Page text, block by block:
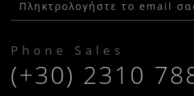
Phone Sales
(+30) 2310